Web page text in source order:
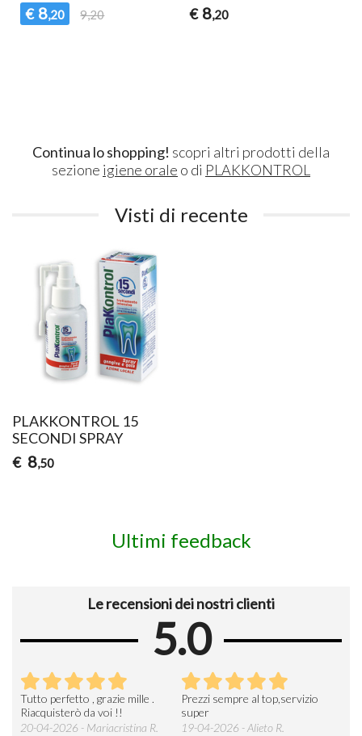
€ 8,20 9,20
€ 8,20
Continua lo shopping! scopri altri prodotti della
sezione igiene orale o di PLAKKONTROL
Visti di recente
PLAKKONTROL 15
SECONDI SPRAY
€ 8,50
Ultimi feedback
Le recensioni dei nostri clienti
5.0
Tutto perfetto , grazie mille .
Riacquisterò da voi !!
20-04-2026 - Mariacristina R.
Prezzi sempre al top,servizio
super
19-04-2026 - Alieto R.